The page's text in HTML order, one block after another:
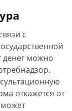
с
денег можно
откажется от
может